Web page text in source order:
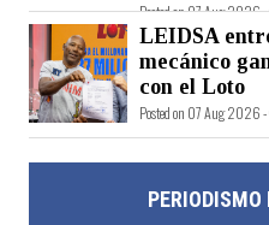
Posted on 07 Aug 2026 -
LEIDSA
mecánico
con el Loto
Posted on 07 Aug 2026 -
PERIODISMO